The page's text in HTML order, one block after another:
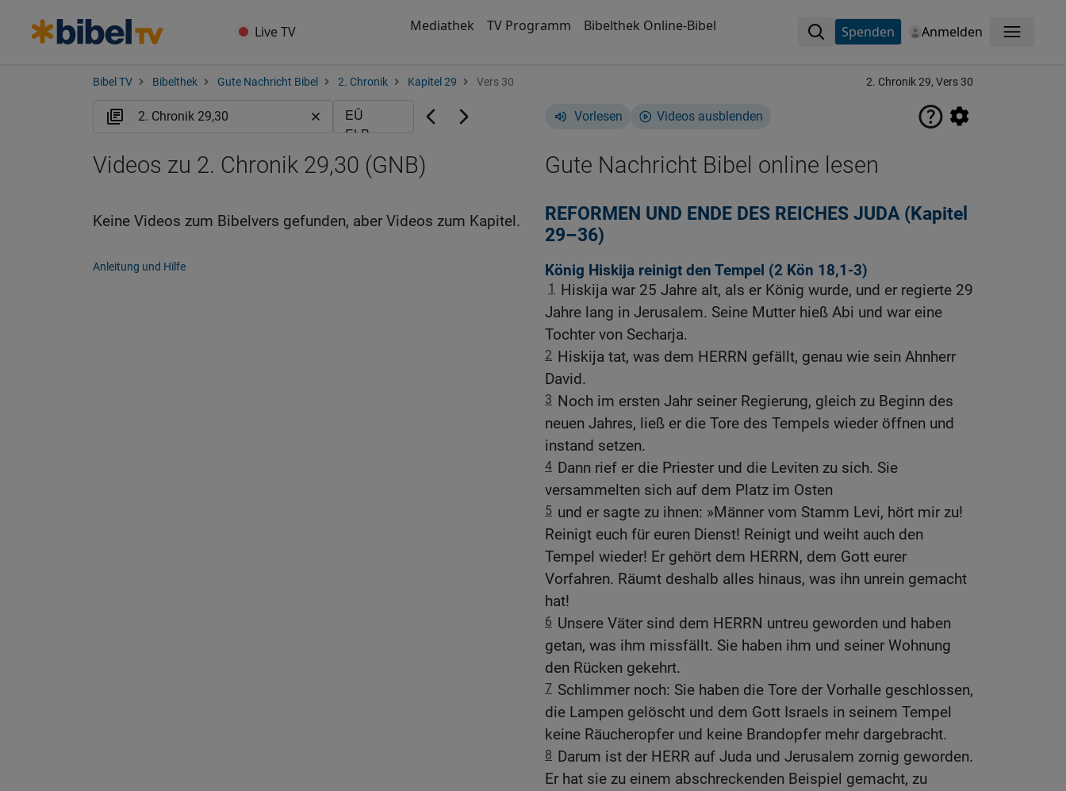
Live TV Mediathek TV Programm Bibelthek Online-Bibel Spenden Anmelden Menü
Bibel TV Bibelthek Gute Nachricht Bibel 2. Chronik Kapitel 29 Vers 30 2. Chronik 29, Vers 30
Vorlesen Videos ausblenden
Gute Nachricht Bibel online lesen
REFORMEN UND ENDE DES REICHES JUDA (Kapitel
29–36)
König Hiskija reinigt den Tempel (2 Kön 18,1-3)
1
Hiskija war 25 Jahre alt, als er König wurde, und er regierte 29
Jahre lang in Jerusalem. Seine Mutter hieß Abi und war eine
Tochter von Secharja.
2 Hiskija tat, was dem HERRN gefällt, genau wie sein Ahnherr
David.
3 Noch im ersten Jahr seiner Regierung, gleich zu Beginn des
neuen Jahres, ließ er die Tore des Tempels wieder öffnen und
instand setzen.
4 Dann rief er die Priester und die Leviten zu sich. Sie
versammelten sich auf dem Platz im Osten
5 und er sagte zu ihnen: »Männer vom Stamm Levi, hört mir zu!
Reinigt euch für euren Dienst! Reinigt und weiht auch den
Tempel wieder! Er gehört dem HERRN, dem Gott eurer
Vorfahren. Räumt deshalb alles hinaus, was ihn unrein gemacht
hat!
6 Unsere Väter sind dem HERRN untreu geworden und haben
getan, was ihm missfällt. Sie haben ihm und seiner Wohnung
den Rücken gekehrt.
7 Schlimmer noch: Sie haben die Tore der Vorhalle geschlossen,
die Lampen gelöscht und dem Gott Israels in seinem Tempel
keine Räucheropfer und keine Brandopfer mehr dargebracht.
8 Darum ist der HERR auf Juda und Jerusalem zornig geworden.
Er hat sie zu einem abschreckenden Beispiel gemacht, zu
Videos zu 2. Chronik 29,30 (GNB)
Keine Videos zum Bibelvers gefunden, aber Videos zum Kapitel.
Anleitung und Hilfe